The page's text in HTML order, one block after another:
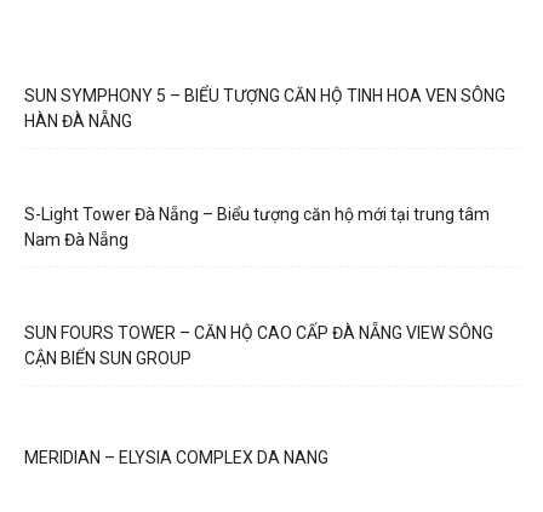
SUN SYMPHONY 5 – BIỂU TƯỢNG CĂN HỘ TINH HOA VEN SÔNG
HÀN ĐÀ NẴNG
S-Light Tower Đà Nẵng – Biểu tượng căn hộ mới tại trung tâm
Nam Đà Nẵng
SUN FOURS TOWER – CĂN HỘ CAO CẤP ĐÀ NẴNG VIEW SÔNG
CẬN BIỂN SUN GROUP
MERIDIAN – ELYSIA COMPLEX DA NANG